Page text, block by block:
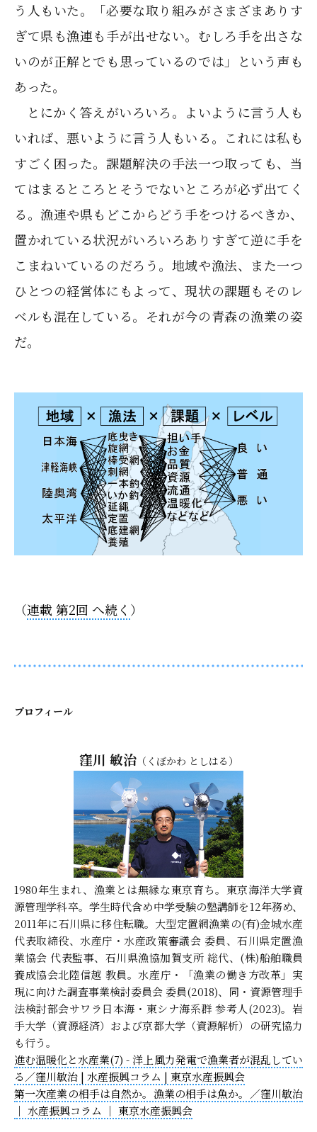
う人もいた。「必要な取り組みがさまざまありす
ぎて県も漁連も手が出せない。むしろ手を出さな
いのが正解とでも思っているのでは」という声も
あった。
とにかく答えがいろいろ。よいように言う人も
いれば、悪いように言う人もいる。これには私も
すごく困った。課題解決の手法一つ取っても、当
てはまるところとそうでないところが必ず出てく
る。漁連や県もどこからどう手をつけるべきか、
置かれている状況がいろいろありすぎて逆に手を
こまねいているのだろう。地域や漁法、また一つ
ひとつの経営体にもよって、現状の課題もそのレ
ベルも混在している。それが今の青森の漁業の姿
だ。
（連載 第2回 へ続く ）
プロフィール
窪川 敏治（くぼかわ としはる）
1980年生まれ、漁業とは無縁な東京育ち。東京海洋大学資
源管理学科卒。学生時代含め中学受験の塾講師を12年務め、
2011年に石川県に移住転職。大型定置網漁業の(有)金城水産
代表取締役、水産庁・水産政策審議会 委員、石川県定置漁
業協会 代表監事、石川県漁協加賀支所 総代、(株)船舶職員
養成協会北陸信越 教員。水産庁・「漁業の働き方改革」実
現に向けた調査事業検討委員会 委員(2018)、同・資源管理手
法検討部会サワラ日本海・東シナ海系群 参考人(2023)。岩
手大学（資源経済）および京都大学（資源解析）の研究協力
も行う。
進む温暖化と水産業(7) - 洋上風力発電で漁業者が混乱してい
る／窪川敏治 | 水産振興コラム | 東京水産振興会
第一次産業の相手は自然か。漁業の相手は魚か。／窪川敏治
｜ 水産振興コラム ｜ 東京水産振興会